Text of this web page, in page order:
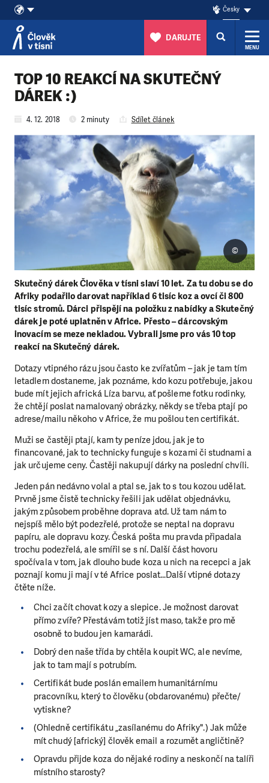
Česky
DARUJTE
MENU
TOP 10 REAKCÍ NA SKUTEČNÝ
DÁREK :)
4. 12. 2018 2 minuty Sdílet článek
Skutečný dárekČlověka v tísni slaví 10 let. Za tu dobu se do
Afriky podařilo darovat například 6 tisíc koz a ovcí či 800
tisíc stromů. Dárci přispějí na položku z nabídky a Skutečný
dárek je poté uplatněn v Africe. Přesto – dárcovským
inovacím se meze nekladou. Vybrali jsme pro vás 10 top
reakcí na Skutečný dárek.
©
Dotazy vtipného rázu jsou často ke zvířatům – jak je tam tím
letadlem dostaneme, jak poznáme, kdo kozu potřebuje, jakou
bude mít jejich africká Líza barvu, ať pošleme fotku rodinky,
že chtějí poslat namalovaný obrázky, někdy se třeba ptají po
adrese/mailu někoho v Africe, že mu pošlou ten certifikát.
Muži se častěji ptají, kam ty peníze jdou, jak je to
financované, jak to technicky funguje s kozami či studnami a
jak určujeme ceny. Častěji nakupují dárky na poslední chvíli.
Jeden pán nedávno volal a ptal se, jak to s tou kozou udělat.
Prvně jsme čistě technicky řešili jak udělat objednávku,
jakým způsobem proběhne doprava atd. Už tam nám to
nejspíš mělo být podezřelé, protože se neptal na dopravu
papíru, ale dopravu kozy. Česká pošta mu pravda připadala
trochu podezřelá, ale smířil se s ní. Další část hovoru
spočívala v tom, jak dlouho bude koza u nich na recepci a jak
poznají komu ji mají v té Africe poslat…Další vtipné dotazy
čtěte níže.
Chci začít chovat kozy a slepice. Je možnost darovat
přímo zvíře? Přestávám totiž jíst maso, takže pro mě
osobně to budou jen kamarádi.
Dobrý den naše třída by chtěla koupit WC, ale nevíme,
jak to tam mají s potrubím.
Certifikát bude poslán emailem humanitárnímu
pracovníku, který to člověku (obdarovanému) přečte/
vytiskne?
(Ohledně certifikátu „zasílanému do Afriky".) Jak může
mít chudý [africký] člověk email a rozumět angličtině?
Opravdu přijde koza do nějaké rodiny a neskončí na talíři
místního starosty?